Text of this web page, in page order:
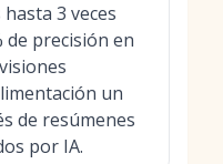
3 veces
de precisión en
un
de resúmenes
por IA.